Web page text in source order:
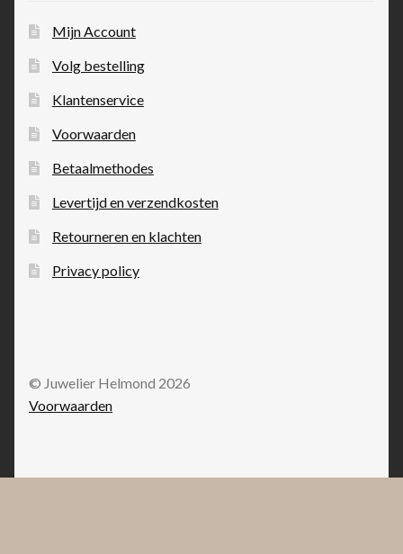
Mijn Account
Volg bestelling
Klantenservice
Voorwaarden
Betaalmethodes
Levertijd en verzendkosten
Retourneren en klachten
Privacy policy
© Juwelier Helmond 2026
Voorwaarden